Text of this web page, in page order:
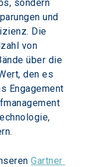
sondern
und
Die
von
über die
den es
Engagement
Gartner